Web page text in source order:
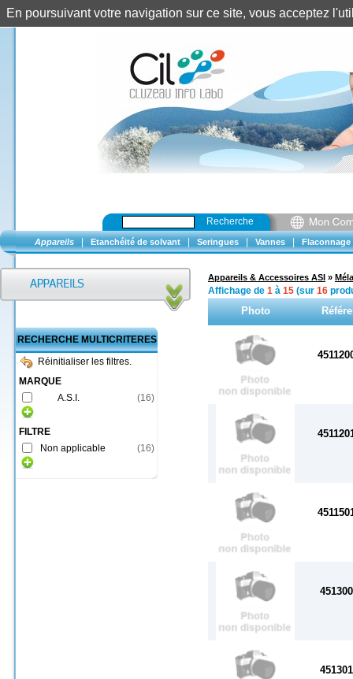
Recherche
Appareils Etanchéité de solvant Seringues Vannes Flaconnage
RECHERCHE MULTICRITERES
Réinitialiser les filtres.
MARQUE
A.S.I.
(16)
FILTRE
Non applicable
(16)
Appareils & Accessoires ASI »
Affichage de 1 à 15 (sur 16
Photo
En poursuivant votre navigation sur ce site, vous acceptez